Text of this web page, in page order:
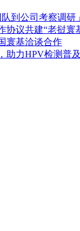
到公司考察调研」
协议共建“老挝寰
寰基洽谈合作
助力HPV检测普及